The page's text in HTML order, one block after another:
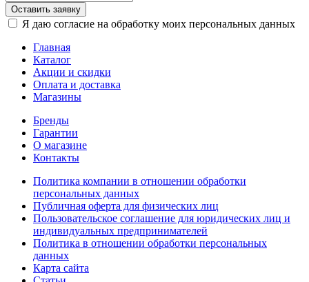
Оставить заявку
Я даю согласие на обработку моих персональных данных
Главная
Каталог
Акции и скидки
Оплата и доставка
Магазины
Бренды
Гарантии
О магазине
Контакты
Политика компании в отношении обработки
персональных данных
Публичная оферта для физических лиц
Пользовательское соглашение для юридических лиц и
индивидуальных предпринимателей
Политика в отношении обработки персональных
данных
Карта сайта